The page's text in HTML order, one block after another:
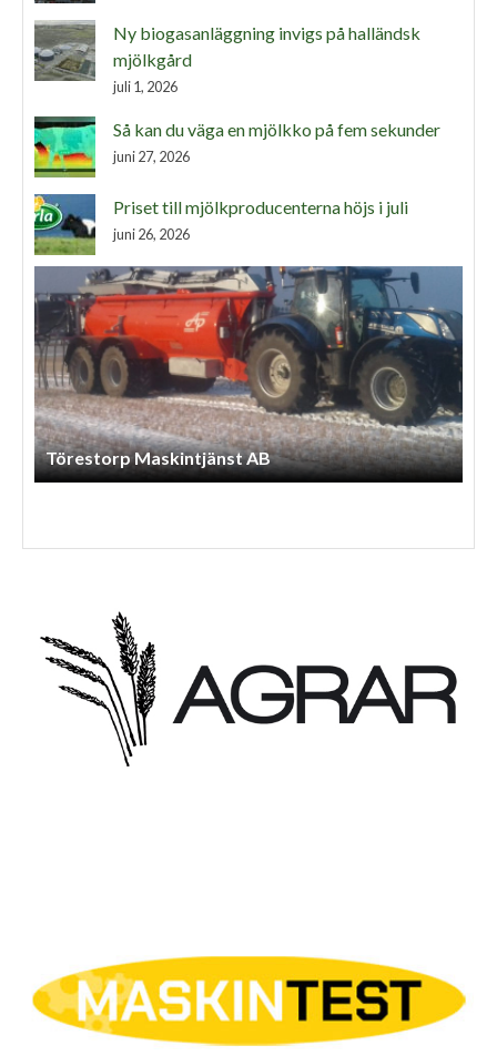
Ny biogasanläggning invigs på halländsk
mjölkgård
juli 1, 2026
Så kan du väga en mjölkko på fem sekunder
juni 27, 2026
Priset till mjölkproducenterna höjs i juli
juni 26, 2026
P Anderssons Maskintjänst